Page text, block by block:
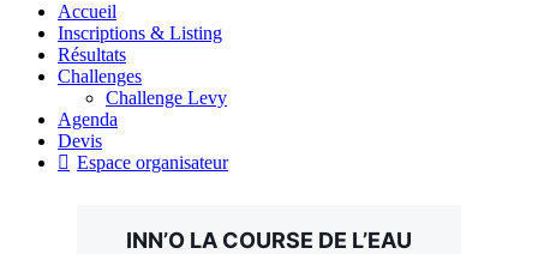
Accueil
Inscriptions & Listing
Résultats
Challenges
Challenge Levy
Agenda
Devis
Espace organisateur
INN’O LA COURSE DE L’EAU